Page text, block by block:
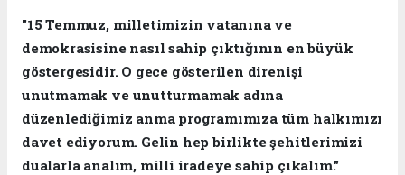
"15 Temmuz, milletimizin vatanına ve
demokrasisine nasıl sahip çıktığının en büyük
göstergesidir. O gece gösterilen direnişi
unutmamak ve unutturmamak adına
düzenlediğimiz anma programımıza tüm halkımızı
davet ediyorum. Gelin hep birlikte şehitlerimizi
dualarla analım, milli iradeye sahip çıkalım."